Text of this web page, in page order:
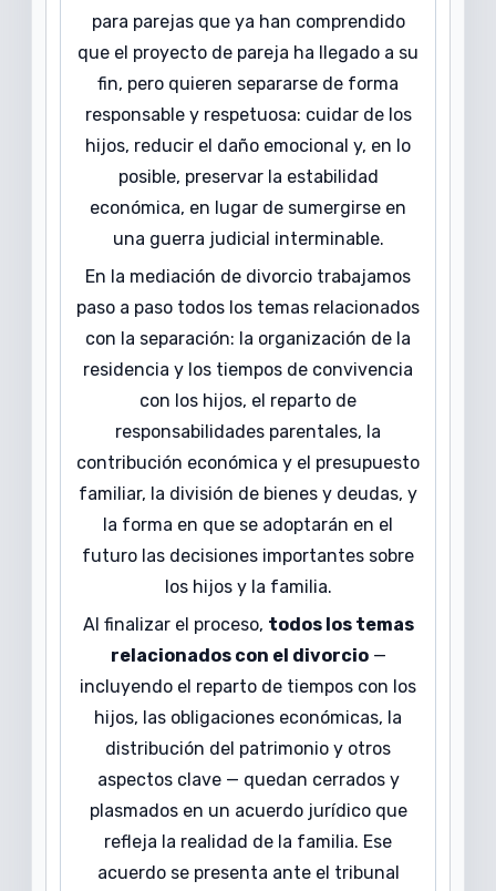
para parejas que ya han comprendido
que el proyecto de pareja ha llegado a su
fin, pero quieren separarse de forma
responsable y respetuosa: cuidar de los
hijos, reducir el daño emocional y, en lo
posible, preservar la estabilidad
económica, en lugar de sumergirse en
una guerra judicial interminable.
En la mediación de divorcio trabajamos
paso a paso todos los temas relacionados
con la separación: la organización de la
residencia y los tiempos de convivencia
con los hijos, el reparto de
responsabilidades parentales, la
contribución económica y el presupuesto
familiar, la división de bienes y deudas, y
la forma en que se adoptarán en el
futuro las decisiones importantes sobre
los hijos y la familia.
Al finalizar el proceso, todos los temas
relacionados con el divorcio—
incluyendo el reparto de tiempos con los
hijos, las obligaciones económicas, la
distribución del patrimonio y otros
aspectos clave — quedan cerrados y
plasmados en un acuerdo jurídico que
refleja la realidad de la familia. Ese
acuerdo se presenta ante el tribunal